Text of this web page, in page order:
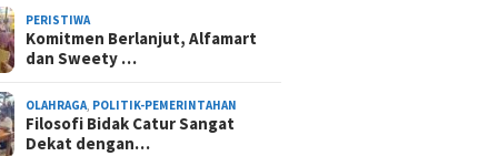
PERISTIWA
Komitmen Berlanjut, Alfamart
dan Sweety …
OLAHRAGA, POLITIK-PEMERINTAHAN
Filosofi Bidak Catur Sangat
Dekat dengan…